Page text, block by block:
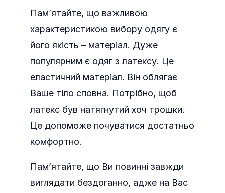
Пам’ятайте, що важливою
характеристикою вибору одягу є
його якість – матеріал. Дуже
популярним є одяг з латексу. Це
еластичний матеріал. Він облягає
Ваше тіло сповна. Потрібно, щоб
латекс був натягнутий хоч трошки.
Це допоможе почуватися достатньо
комфортно.
Пам’ятайте, що Ви повинні завжди
виглядати бездоганно, адже на Вас